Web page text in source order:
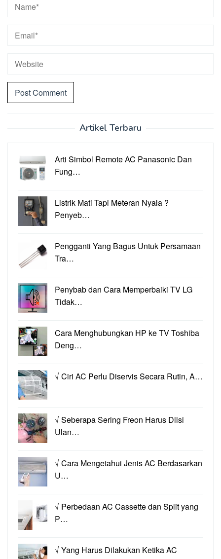
Artikel Terbaru
Arti Simbol Remote AC Panasonic Dan
Fung…
Listrik Mati Tapi Meteran Nyala ?
Penyeb…
Pengganti Yang Bagus Untuk Persamaan
Tra…
Penybab dan Cara Memperbaiki TV LG
Tidak…
Cara Menghubungkan HP ke TV Toshiba
Deng…
√ Ciri AC Perlu Diservis Secara Rutin, A…
√ Seberapa Sering Freon Harus Diisi
Ulan…
√ Cara Mengetahui Jenis AC Berdasarkan
U…
√ Perbedaan AC Cassette dan Split yang
P…
√ Yang Harus Dilakukan Ketika AC